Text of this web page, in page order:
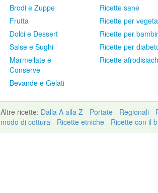
Brodi e Zuppe
Frutta
Dolci e Dessert
Salse e Sughi
Marmellate e
Conserve
Bevande e Gelati
Ricette sane
Ricette per
Ricette per
Ricette per
Ricette
Altre ricette: Dalla A alla Z - Portate - Regionali -
modo di cottura - Ricette etniche - Ricette con il